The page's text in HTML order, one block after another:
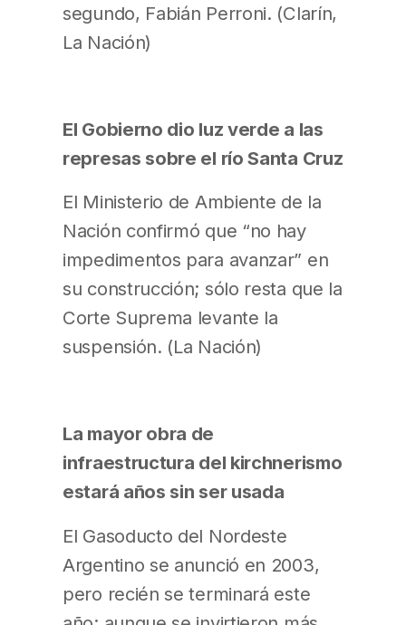
segundo, Fabián Perroni. (Clarín,
La Nación)
El Gobierno dio luz verde a las
represas sobre el río Santa Cruz
El Ministerio de Ambiente de la
Nación confirmó que “no hay
impedimentos para avanzar” en
su construcción; sólo resta que la
Corte Suprema levante la
suspensión. (La Nación)
La mayor obra de
infraestructura del kirchnerismo
estará años sin ser usada
El Gasoducto del Nordeste
Argentino se anunció en 2003,
pero recién se terminará este